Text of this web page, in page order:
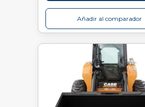
Añadir al comparador